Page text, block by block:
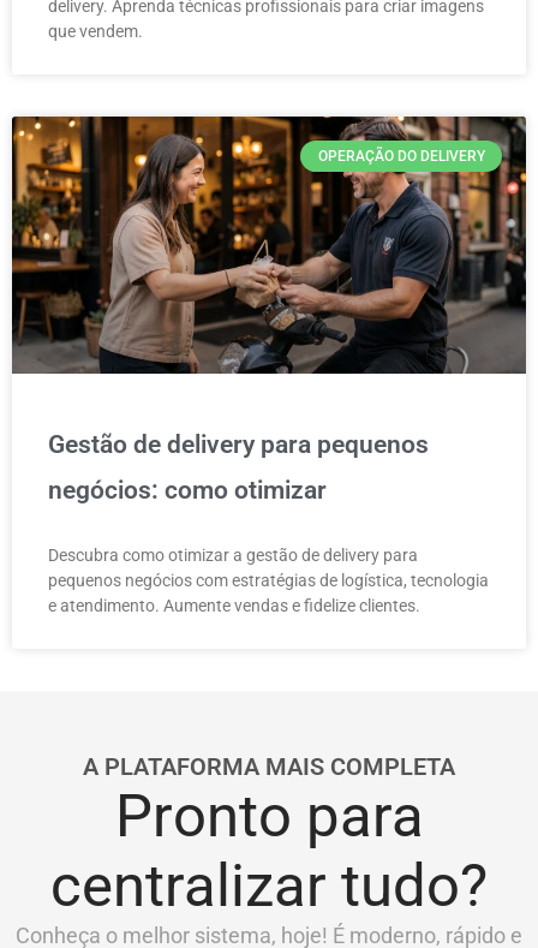
delivery. Aprenda técnicas profissionais para criar imagens
que vendem.
OPERAÇÃO DO DELIVERY
Gestão de delivery para pequenos
negócios: como otimizar
Descubra como otimizar a gestão de delivery para
pequenos negócios com estratégias de logística, tecnologia
e atendimento. Aumente vendas e fidelize clientes.
A PLATAFORMA MAIS COMPLETA
Pronto para
centralizar tudo?
Conheça o melhor sistema, hoje! É moderno, rápido e